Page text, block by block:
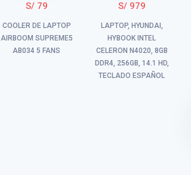
S/ 79
COOLER DE LAPTOP
AIRBOOM SUPREME5
AB034 5 FANS
S/ 979
LAPTOP, HYUNDAI,
HYBOOK INTEL
CELERON N4020, 8GB
DDR4, 256GB, 14.1 HD,
TECLADO ESPAÑOL